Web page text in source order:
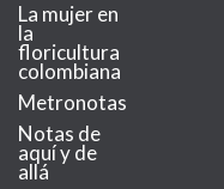
La mujer en
la
floricultura
colombiana
Metronotas
Notas de
aquí y de
allá